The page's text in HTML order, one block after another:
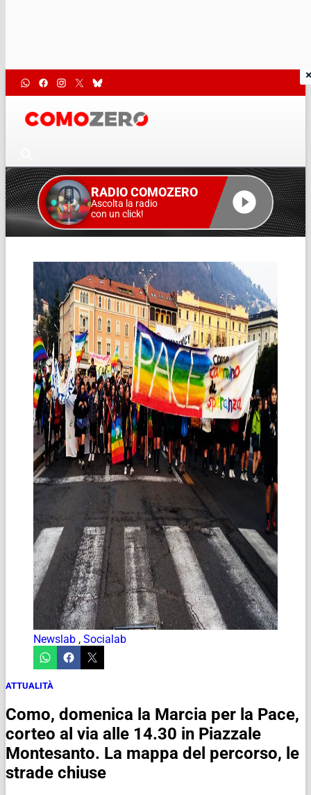
RADIO COMOZERO
Ascolta la radio
con un click!
Newslab , Socialab
ATTUALITÀ
Como, domenica la Marcia per la Pace,
corteo al via alle 14.30 in Piazzale
Montesanto. La mappa del percorso, le
strade chiuse